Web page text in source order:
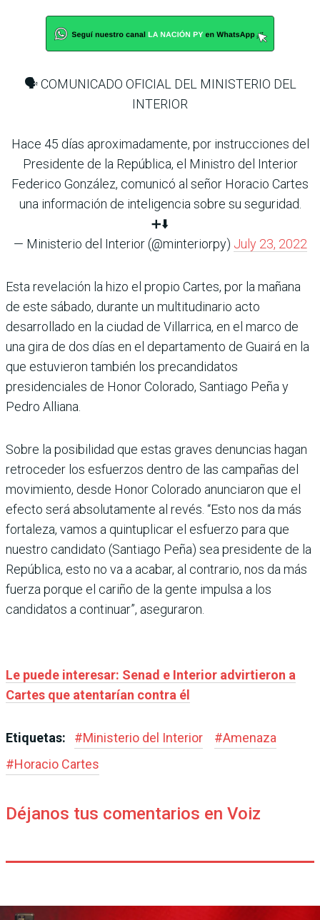
🗣️ COMUNICADO OFICIAL DEL MINISTERIO DEL
INTERIOR
Hace 45 días aproximadamente, por instrucciones del
Presidente de la República, el Ministro del Interior
Federico González, comunicó al señor Horacio Cartes
una información de inteligencia sobre su seguridad.
➕⬇️
— Ministerio del Interior (@minteriorpy) July 23, 2022
Esta revelación la hizo el propio Cartes, por la mañana
de este sábado, durante un multitudinario acto
desarrollado en la ciudad de Villarrica, en el marco de
una gira de dos días en el departamento de Guairá en la
que estuvieron también los precandidatos
presidenciales de Honor Colorado, Santiago Peña y
Pedro Alliana.
Sobre la posibilidad que estas graves denuncias hagan
retroceder los esfuerzos dentro de las campañas del
movimiento, desde Honor Colorado anunciaron que el
efecto será absolutamente al revés. “Esto nos da más
fortaleza, vamos a quintuplicar el esfuerzo para que
nuestro candidato (Santiago Peña) sea presidente de la
República, esto no va a acabar, al contrario, nos da más
fuerza porque el cariño de la gente impulsa a los
candidatos a continuar”, aseguraron.
Le puede interesar: Senad e Interior advirtieron a
Cartes que atentarían contra él
Etiquetas: #Ministerio del Interior #Amenaza
#Horacio Cartes
Déjanos tus comentarios en Voiz